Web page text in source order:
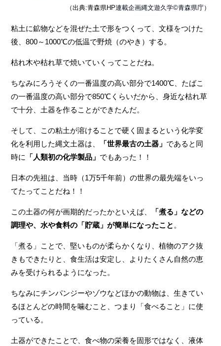
（出典:青森県HP連載企画縄文遊久学©青森県庁）
粘土に鉱物などを混ぜた土で形をつくって、文様をつけた
後、800～1000℃の低温で野焼（のやき）する。
枯れ木や枯れ草で焼いていくってことだね。
ちなみにろうそくの一番温度の高い部分で1400℃、たばこ
の一番温度の高い部分で850℃くらいだから、身近な枯れ草
で十分、土器を作ることができたんだ。
そして、この粘土が溶けることで硬く固まるという化学変
化を利用した縄文土器は、
「世界最古の土器」 であると同
時に
「人類初の化学製品」 でもあった！！
日本の先祖は、当時（1万5千年前）の世界の最先端をいっ
てたってことだね！！
この土器の何が画期的だったかといえば、
「煮る」などの
調理や、水や食料の「貯蔵」が簡単になったこと 。
「煮る」ことで、堅いものが柔らかくなり、植物のアク抜
きもできたりと、食生活は安定し、よりたくさん自然の恵
みを受けられるようになった。
ちなみにチンパンジーやゾウなどほかの動物は、生きてい
るほとんどの時間を噛むこと、つまり「食べること」に使
っている。
土器ができたことで、食べ物の栄養を固形ではなく、液体